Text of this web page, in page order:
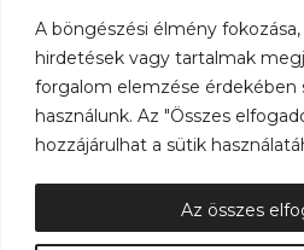
A böngészési élmény
hirdetések vagy tartalmak
forgalom elemzése érdekében
használunk. Az "Összes
hozzájárulhat a sütik
Az összes